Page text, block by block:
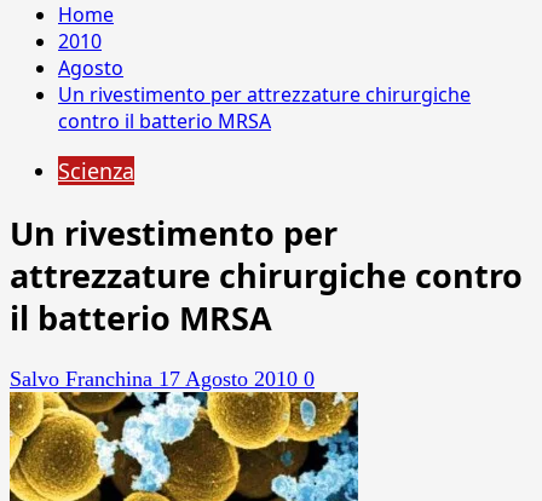
Home
2010
Agosto
Un rivestimento per attrezzature chirurgiche
contro il batterio MRSA
Scienza
Un rivestimento per
attrezzature chirurgiche contro
il batterio MRSA
Salvo Franchina 17 Agosto 2010 0